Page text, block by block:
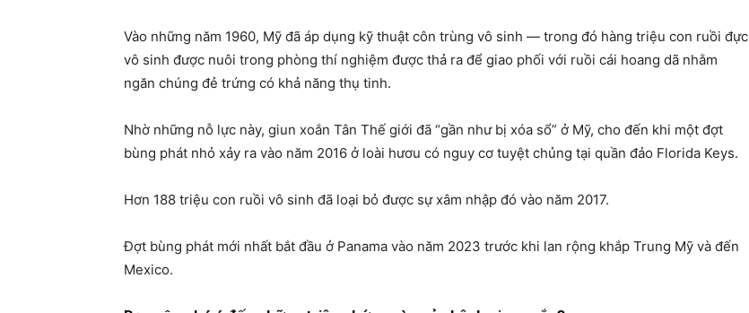
Vào những năm 1960, Mỹ đã áp dụng kỹ thuật côn trùng vô sinh — trong đó hàng triệu con ruồi đực
vô sinh được nuôi trong phòng thí nghiệm được thả ra để giao phối với ruồi cái hoang dã nhằm
ngăn chúng đẻ trứng có khả năng thụ tinh.
Nhờ những nỗ lực này, giun xoắn Tân Thế giới đã “gần như bị xóa sổ” ở Mỹ, cho đến khi một đợt
bùng phát nhỏ xảy ra vào năm 2016 ở loài hươu có nguy cơ tuyệt chủng tại quần đảo Florida Keys.
Hơn 188 triệu con ruồi vô sinh đã loại bỏ được sự xâm nhập đó vào năm 2017.
Đợt bùng phát mới nhất bắt đầu ở Panama vào năm 2023 trước khi lan rộng khắp Trung Mỹ và đến
Mexico.